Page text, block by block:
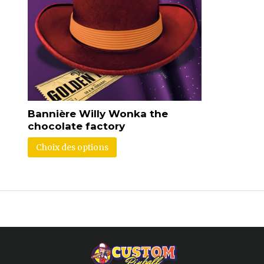
Bannière Willy Wonka the
chocolate factory
Choix des options